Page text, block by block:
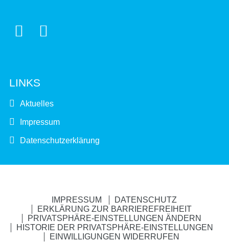
 
LINKS
Aktuelles
Impressum
Datenschutzerklärung
IMPRESSUM
DATENSCHUTZ
ERKLÄRUNG ZUR BARRIEREFREIHEIT
PRIVATSPHÄRE-EINSTELLUNGEN ÄNDERN
HISTORIE DER PRIVATSPHÄRE-EINSTELLUNGEN
EINWILLIGUNGEN WIDERRUFEN